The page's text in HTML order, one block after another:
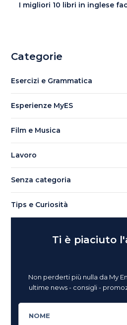
I migliori 10 libri in inglese
Categorie
Esercizi e Grammatica
Esperienze MyES
Film e Musica
Lavoro
Senza categoria
Tips e Curiosità
Ti è piaciuto
Non perderti più nulla da My
ultime news - consigli -